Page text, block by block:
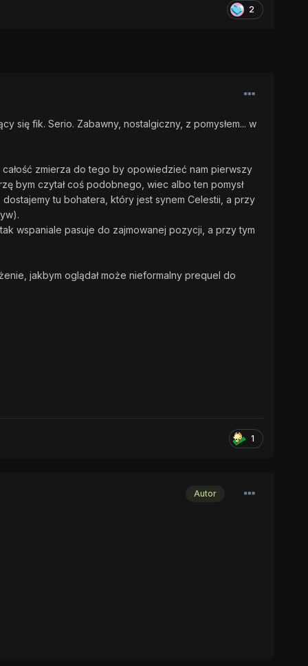
2
się fik. Serio. Zabawny, nostalgiczny, z pomysłem... w
zmierza do tego by opowiedzieć nam pierwszy
bym czytał coś podobnego, wiec albo ten pomysł
tu bohatera, który jest synem Celestii, a przy
wspaniale pasuje do zajmowanej pozycji, a przy tym
jakbym oglądał może nieformalny prequel do
1
Autor